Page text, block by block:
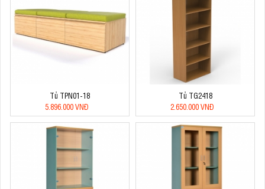
Tủ TPN01-18
5.896.000 VNĐ
Tủ TG2418
2.650.000 VNĐ